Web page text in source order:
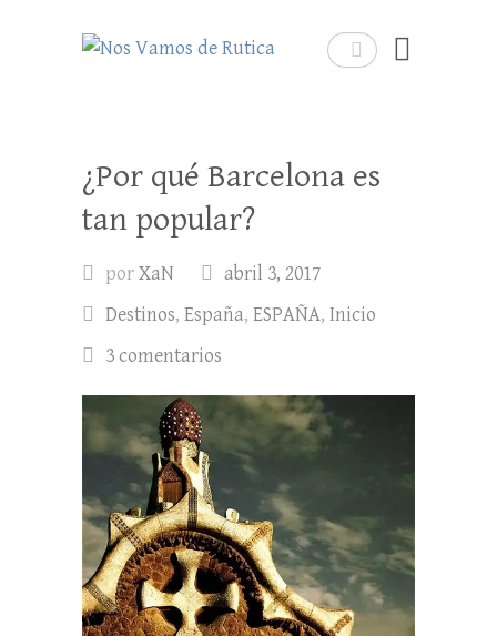
Buscar
Nos Vamos de Rutica
Un blog de viajes donde se comparte
¿Por qué Barcelona es
tan popular?
porXaN
abril 3, 2017
Destinos, España, ESPAÑA, Inicio
3 comentarios